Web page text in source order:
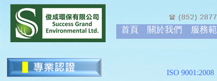
首頁 關於我們 服務
ISO 9001:2008